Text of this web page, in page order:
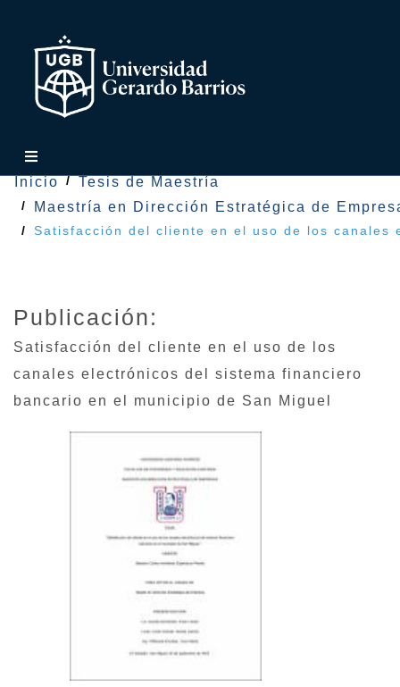
Inicio
Tesis de Maestría
Maestría en Dirección Estratégica de
Satisfacción del cliente en el uso de los
Publicación:
Satisfacción del cliente en el uso de los
canales electrónicos del sistema financiero
bancario en el municipio de San Miguel